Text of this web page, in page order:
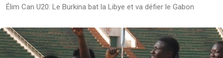
Élim Can U20: Le Burkina bat la Libye et va défier le Gabon